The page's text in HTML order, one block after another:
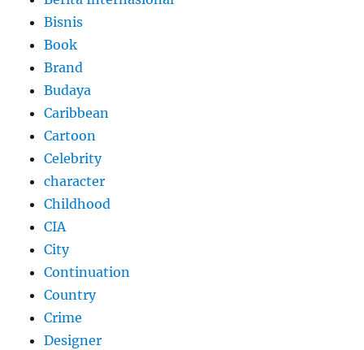
Bisnis
Book
Brand
Budaya
Caribbean
Cartoon
Celebrity
character
Childhood
CIA
City
Continuation
Country
Crime
Designer